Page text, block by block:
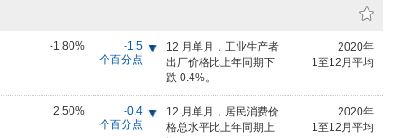
-1.80%
-1.5
个百分点
12 月单月，工业生产者
出厂价格比上年同期下
跌 0.4%。
2020年
1至12月平均
2.50%
-0.4
个百分点
12 月单月，居民消费价
格总水平比上年同期上
2020年
1至12月平均